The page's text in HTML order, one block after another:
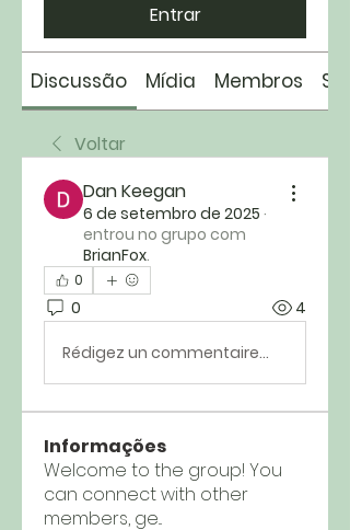
Entrar
Discussão Mídia Membros
Voltar
Dan Keegan
6 de setembro de 2025 ·
entrou no grupo com
BrianFox.
0
0 4
Rédigez un commentaire...
Informações
Welcome to the group! You
can connect with other
members, ge...